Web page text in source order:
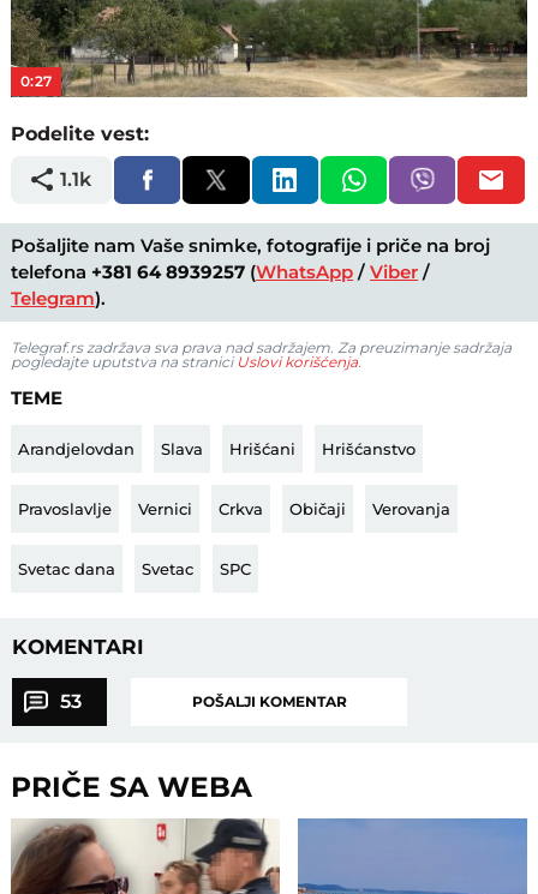
Video
0:27
Podelite vest:
1.1k
Pošaljite nam Vaše snimke, fotografije i priče na broj
telefona +381 64 8939257 (WhatsApp /Viber /
Telegram).
Telegraf.rs zadržava sva prava nad sadržajem. Za preuzimanje sadržaja
pogledajte uputstva na stranici Uslovi korišćenja.
TEME
Arandjelovdan Slava Hrišćani Hrišćanstvo
Pravoslavlje Vernici Crkva Običaji Verovanja
Svetac dana Svetac SPC
KOMENTARI
53 POŠALJI KOMENTAR
PRIČE SA WEBA